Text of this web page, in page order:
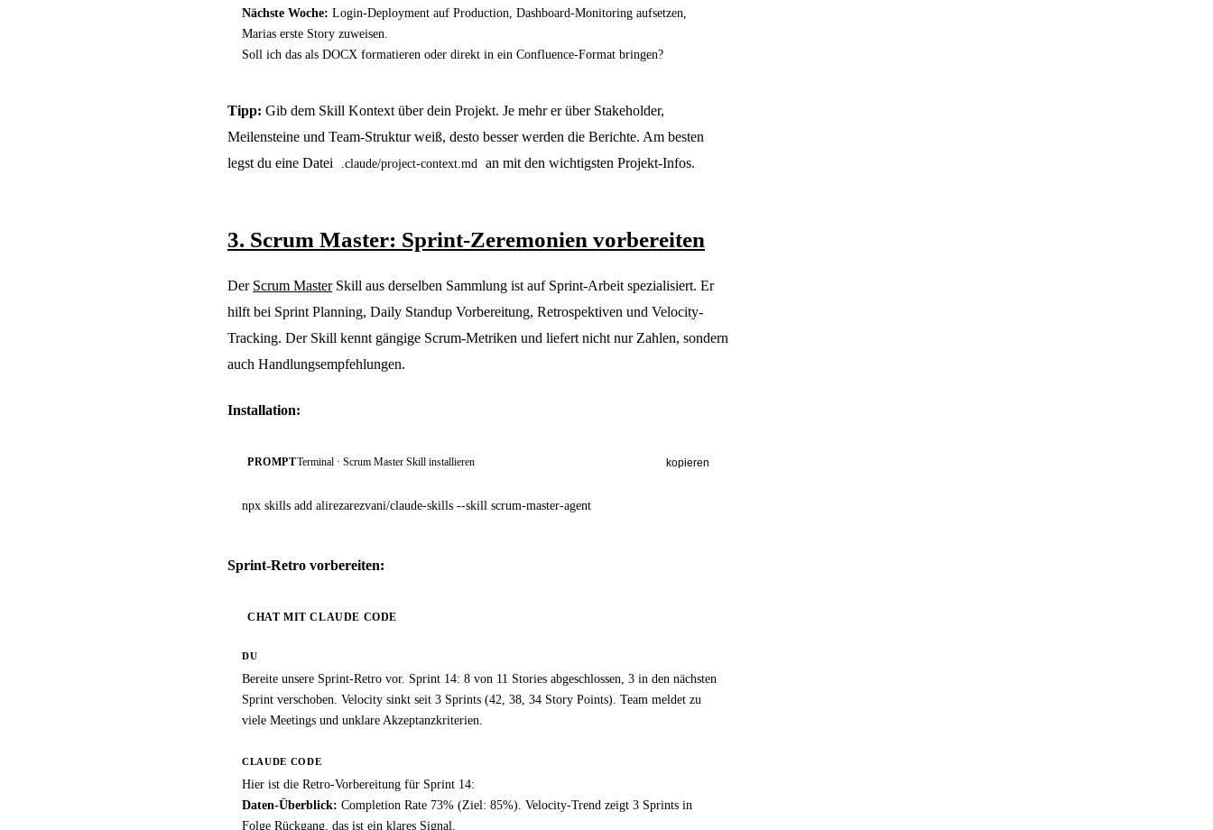
Nächste Woche: Login-Deployment auf Production, Dashboard-Monitoring aufsetzen,
Marias erste Story zuweisen.
Soll ich das als DOCX formatieren oder direkt in ein Confluence-Format bringen?
Tipp: Gib dem Skill Kontext über dein Projekt. Je mehr er über Stakeholder,
Meilensteine und Team-Struktur weiß, desto besser werden die Berichte. Am besten
legst du eine Datei
.claude/project-context.md an mit den wichtigsten Projekt-Infos.
3. Scrum Master: Sprint-Zeremonien vorbereiten
Der Scrum MasterSkill aus derselben Sammlung ist auf Sprint-Arbeit spezialisiert. Er
hilft bei Sprint Planning, Daily Standup Vorbereitung, Retrospektiven und Velocity-
Tracking. Der Skill kennt gängige Scrum-Metriken und liefert nicht nur Zahlen, sondern
auch Handlungsempfehlungen.
Installation:
PROMPTTerminal · Scrum Master Skill installieren kopieren
npx skills add alirezarezvani/claude-skills --skill scrum-master-agent
Sprint-Retro vorbereiten:
CHAT MIT CLAUDE CODE
DU
Bereite unsere Sprint-Retro vor. Sprint 14: 8 von 11 Stories abgeschlossen, 3 in den nächsten
Sprint verschoben. Velocity sinkt seit 3 Sprints (42, 38, 34 Story Points). Team meldet zu
viele Meetings und unklare Akzeptanzkriterien.
CLAUDE CODE
Hier ist die Retro-Vorbereitung für Sprint 14:
Daten-Überblick: Completion Rate 73% (Ziel: 85%). Velocity-Trend zeigt 3 Sprints in
Folge Rückgang, das ist ein klares Signal.